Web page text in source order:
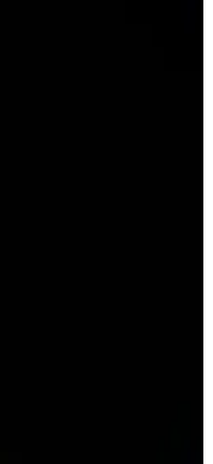
Natural Jüt
ve VONTAR
ve kullanıcı
Hasır İp
Yorumları
markalarının detaylı
seçmenize yardımcı